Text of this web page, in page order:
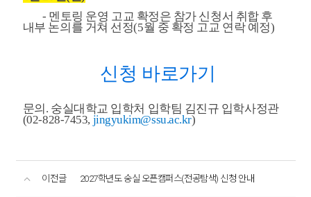
- 멘토링 운영 고교 확정은 참가 신청서 취합 후
내부 논의를 거쳐 선정(5월 중 확정 고교 연락 예정)
신청 바로가기
문의 . 숭실대학교 입학처 입학팀 김진규 입학사정관
(02-828-7453, jingyukim@ssu.ac.kr)
이전글 2027학년도 숭실 오픈캠퍼스(전공탐색) 신청 안내